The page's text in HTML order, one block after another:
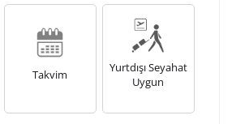
Takvim
Yurtdışı Seyahat
Uygun